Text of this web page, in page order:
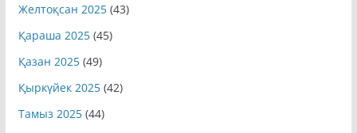
Желтоқсан 2025(43)
Қараша 2025(45)
Қазан 2025(49)
Қыркүйек 2025(42)
Тамыз 2025(44)